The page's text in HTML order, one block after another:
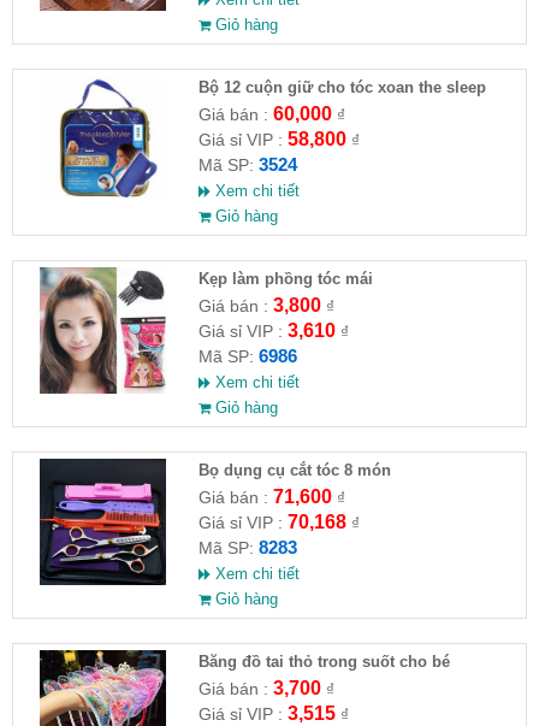
Giỏ hàng
Bộ 12 cuộn giữ cho tóc xoan the sleep
Giá bán : 60,000₫
Giá sỉ VIP : 58,800₫
Mã SP: 3524
Xem chi tiết
Giỏ hàng
Kẹp làm phồng tóc mái
Giá bán : 3,800₫
Giá sỉ VIP : 3,610₫
Mã SP: 6986
Xem chi tiết
Giỏ hàng
Bọ dụng cụ cắt tóc 8 món
Giá bán : 71,600₫
Giá sỉ VIP : 70,168₫
Mã SP: 8283
Xem chi tiết
Giỏ hàng
Băng đồ tai thỏ trong suốt cho bé
Giá bán : 3,700₫
Giá sỉ VIP : 3,515₫